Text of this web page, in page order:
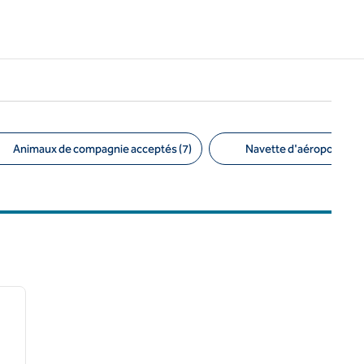
Animaux de compagnie acceptés (7) Navette d'aéroport (1)
image suivante